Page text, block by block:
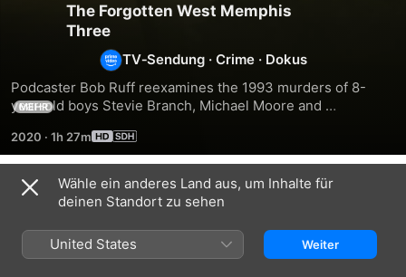
The Forgotten West Memphis
Three
TV‑Sendung · Crime · Dokus
Podcaster Bob Ruff reexamines the 1993 murders of 8-
year-old boys Stevie Branch, Michael Moore and
insights in the hope of uncovering new information for the
victims' families.
MEHR
2020 · 1h 27m
Staffel 1
Wähle ein anderes Land aus, um Inhalte für
deinen Standort zu sehen
United States Weiter